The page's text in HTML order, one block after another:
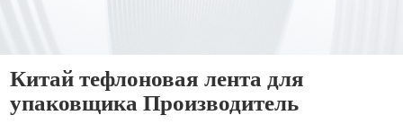
Китай тефлоновая лента для
упаковщика Производитель